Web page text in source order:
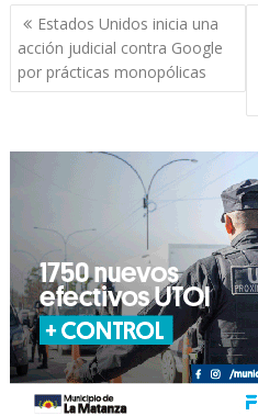
Navegación
de
entradas
Estados Unidos inicia una
acción judicial contra Google
por prácticas monopólicas